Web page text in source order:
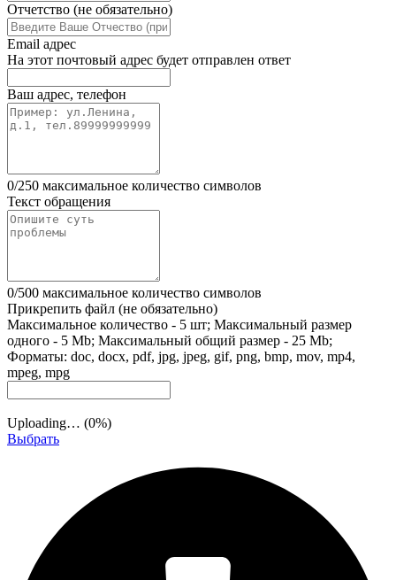
Отчетство (не обязательно)
Email адрес
На этот почтовый адрес будет отправлен ответ
Ваш адрес, телефон
0/250 максимальное количество символов
Текст обращения
0/500 максимальное количество символов
Прикрепить файл (не обязательно)
Максимальное количество - 5 шт; Максимальный размер
одного - 5 Mb; Максимальный общий размер - 25 Mb;
Форматы: doc, docx, pdf, jpg, jpeg, gif, png, bmp, mov, mp4,
mpeg, mpg
Uploading… (0%)
Выбрать